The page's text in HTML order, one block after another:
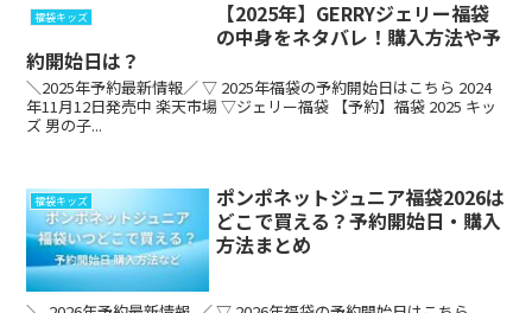
福袋キッズ
【2025年】GERRYジェリー福袋
の中身をネタバレ！購入方法や予
約開始日は？
＼2025年予約最新情報／ ▽ 2025年福袋の予約開始日はこちら 2024
年11月12日発売中 楽天市場 ▽ジェリー福袋 【予約】福袋 2025 キッ
ズ 男の子...
福袋キッズ
ポンポネットジュニア福袋2026は
どこで買える？予約開始日・購入
方法まとめ